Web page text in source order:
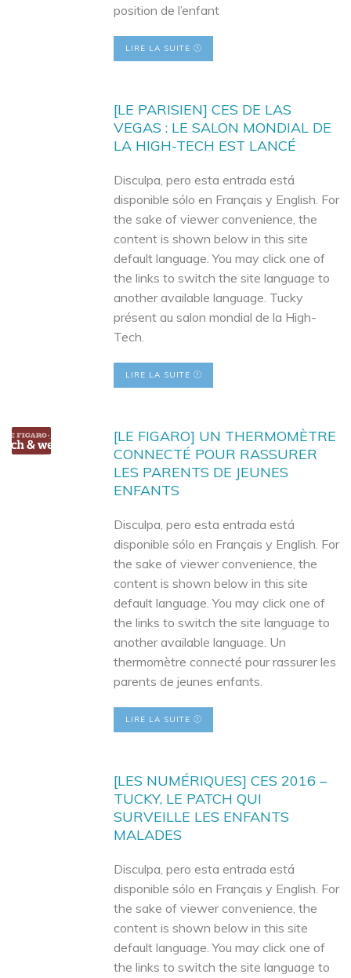
position de l’enfant
LIRE LA SUITE
[LE PARISIEN] CES DE LAS
VEGAS : LE SALON MONDIAL DE
LA HIGH-TECH EST LANCÉ
Disculpa, pero esta entrada está
disponible sólo en Français y English. For
the sake of viewer convenience, the
content is shown below in this site
default language. You may click one of
the links to switch the site language to
another available language. Tucky
présent au salon mondial de la High-
Tech.
LIRE LA SUITE
[LE FIGARO] UN THERMOMÈTRE
CONNECTÉ POUR RASSURER
LES PARENTS DE JEUNES
ENFANTS
Disculpa, pero esta entrada está
disponible sólo en Français y English. For
the sake of viewer convenience, the
content is shown below in this site
default language. You may click one of
the links to switch the site language to
another available language. Un
thermomètre connecté pour rassurer les
parents de jeunes enfants.
LIRE LA SUITE
[LES NUMÉRIQUES] CES 2016 –
TUCKY, LE PATCH QUI
SURVEILLE LES ENFANTS
MALADES
Disculpa, pero esta entrada está
disponible sólo en Français y English. For
the sake of viewer convenience, the
content is shown below in this site
default language. You may click one of
the links to switch the site language to